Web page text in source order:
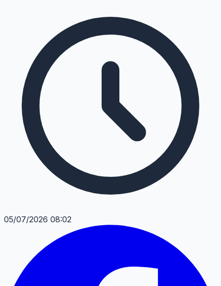
05/07/2026 08:02